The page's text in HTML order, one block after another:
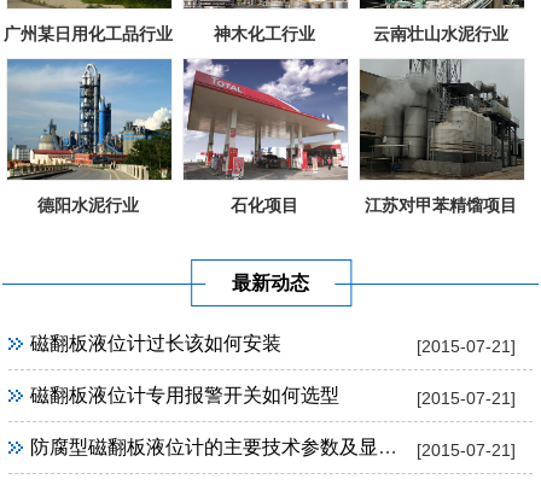
广州某日用化工品行业 神木化工行业 云南壮山水泥行业
德阳水泥行业 石化项目 江苏对甲苯精馏项目
最新动态
[2015-07-21]
磁翻板液位计过长该如何安装
[2015-07-21]
磁翻板液位计专用报警开关如何选型
[2015-07-21]
防腐型磁翻板液位计的主要技术参数及显著特点